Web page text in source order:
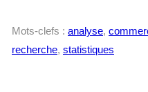
Mots-clefs : analyse,
recherche, statistiques